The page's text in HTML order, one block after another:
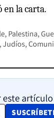
en la carta.
Palestina
Judíos
OPENS IN